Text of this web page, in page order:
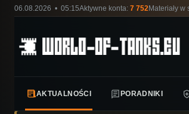
06.08.2026 • 05:15Aktywne konta: 7 752Materiały w
AKTUALNOŚCI PORADNIKI